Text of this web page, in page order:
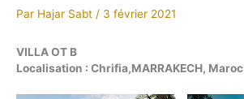
Par Hajar Sabt / 3 février 2021
VILLA OT B
Localisation : Chrifia,MARRAKECH, Maroc